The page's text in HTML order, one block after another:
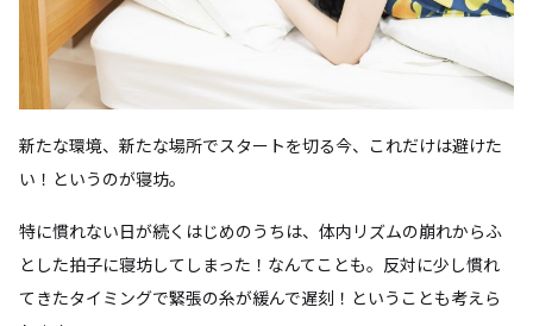
新たな環境、新たな場所でスタートを切る今、これだけは避けた
い！というのが寝坊。
特に慣れない日が続くはじめのうちは、体内リズムの崩れからふ
とした拍子に寝坊してしまった！なんてことも。反対に少し慣れ
てきたタイミングで緊張の糸が緩んで遅刻！ということも考えら